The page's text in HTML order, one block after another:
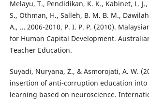
Melayu, T., Pendidikan, K. K., Kabinet, L.
S., Othman, H., Salleh, B. M. B. M.,
A., … 2006-2010, P. I. P. P. (2010).
for Human Capital Development.
Teacher Education.
Suyadi, Nuryana, Z., & Asmorojati, A. W.
insertion of anti-corruption education into
learning based on neuroscience.